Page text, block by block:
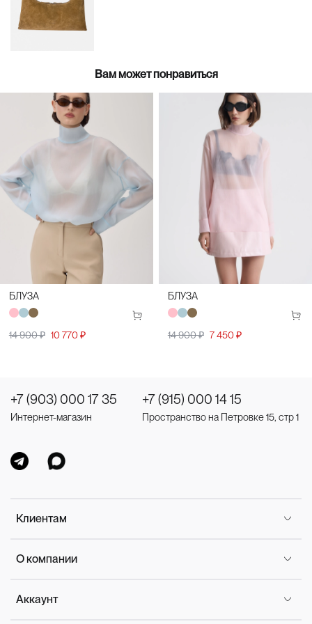
Вам может понравиться
БЛУЗА
14 900 ₽ 10 770 ₽
БЛУЗА
14 900 ₽ 7 450 ₽
Клиентам
О компании
Аккаунт
+7 (903) 000 17 35
Интернет-магазин
+7 (915) 000 14 15
Пространство на Петровке 15, стр 1